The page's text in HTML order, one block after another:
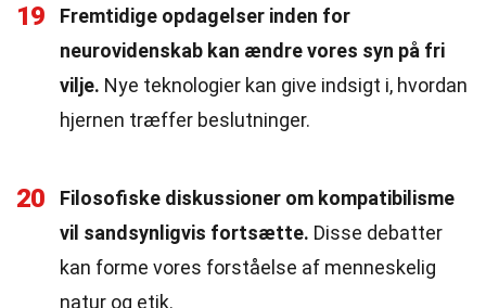
19
Fremtidige opdagelser inden for
neurovidenskab kan ændre vores syn på fri
vilje. Nye teknologier kan give indsigt i, hvordan
hjernen træffer beslutninger.
20
Filosofiske diskussioner om kompatibilisme
vil sandsynligvis fortsætte. Disse debatter
kan forme vores forståelse af menneskelig
natur og etik.